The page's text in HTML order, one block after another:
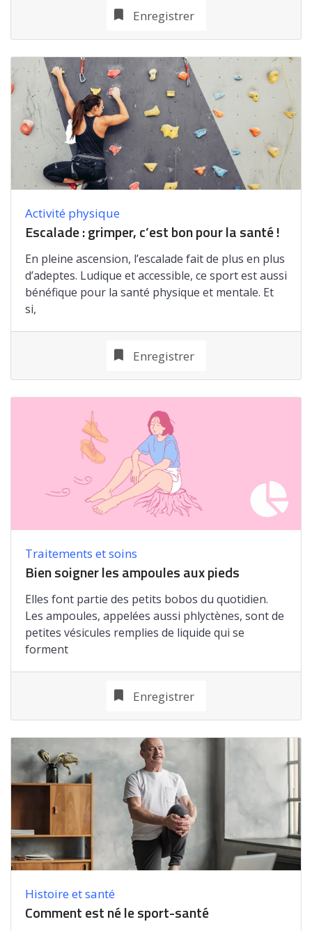
Enregistrer
Activité physique
Escalade : grimper, c’est bon pour la santé !
En pleine ascension, l’escalade fait de plus en plus
d’adeptes. Ludique et accessible, ce sport est aussi
bénéfique pour la santé physique et mentale. Et
si,
Enregistrer
Traitements et soins
Bien soigner les ampoules aux pieds
Elles font partie des petits bobos du quotidien.
Les ampoules, appelées aussi phlyctènes, sont de
petites vésicules remplies de liquide qui se
forment
Enregistrer
Histoire et santé
Comment est né le sport-santé